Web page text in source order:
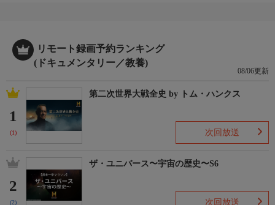
リモート録画予約ランキング
(ドキュメンタリー／教養)
08/06更新
1
(1)
第二次世界大戦全史 by トム・ハンクス
次回放送
2
(2)
ザ・ユニバース〜宇宙の歴史〜S6
次回放送